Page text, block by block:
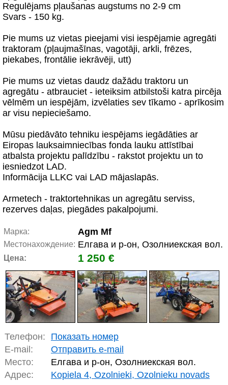
Regulējams pļaušanas augstums no 2-9 cm
Svars - 150 kg.
Pie mums uz vietas pieejami visi iespējamie agregāti
traktoram (pļaujmašīnas, vagotāji, arkli, frēzes,
piekabes, frontālie iekrāvēji, utt)
Pie mums uz vietas daudz dažādu traktoru un
agregātu - atbrauciet - ieteiksim atbilstoši katra pircēja
vēlmēm un iespējām, izvēlaties sev tīkamo - aprīkosim
ar visu nepieciešamo.
Mūsu piedāvāto tehniku iespējams iegādāties ar
Eiropas lauksaimniecības fonda lauku attīstībai
atbalsta projektu palīdzību - rakstot projektu un to
iesniedzot LAD.
Informācija LLKC vai LAD mājaslapās.
Armetech - traktortehnikas un agregātu serviss,
rezerves daļas, piegādes pakalpojumi.
Марка: Agm Mf
Местонахождение: Елгава и р-он, Озолниекская вол.
Цена: 1 250 €
Телефон:
Показать номер
E-mail:
Отправить e-mail
Место:
Елгава и р-он, Озолниекская вол.
Адрес:
Kopiela 4, Ozolnieki, Ozolnieku novads